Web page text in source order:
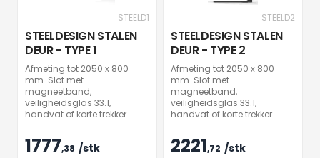
STEELD1
STEELDESIGN STALEN
DEUR - TYPE 1
Afmeting tot 2050 x 800
mm. Slot met
magneetband,
veiligheidsglas 33.1,
handvat of korte trekker.
afmetingen op aanvraag
mogelijk.
1777,38 /stk
STEELD2
STEELDESIGN STALEN
DEUR - TYPE 2
Afmeting tot 2050 x 800
mm. Slot met
magneetband,
veiligheidsglas 33.1,
handvat of korte trekker.
afmetingen op aanvraag
mogelijk.
2221,72 /stk